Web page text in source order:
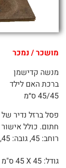
מושכר / נמכר
מנשה קדישמן
ברכת האם לילד
45/45 ס״מ
פסל ברזל נדיר
חתום. כולל אישור
רוחב: 45, גובה: 45, עומק: 45 ס״מ
גודל: 45 X
45 ס"מ